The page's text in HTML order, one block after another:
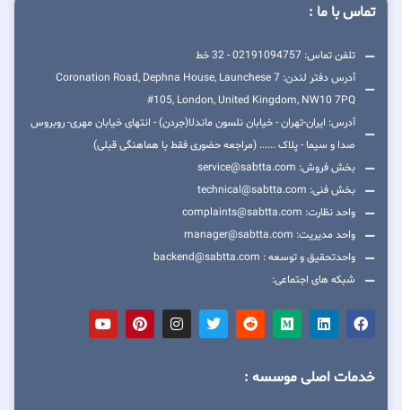
تماس با ما :
تلفن تماس: 02191094757 - 32 خط
آدرس دفتر لندن: 7 Coronation Road, Dephna House, Launchese
#105, London, United Kingdom, NW10 7PQ
آدرس: ایران-تهران - خیابان نلسون ماندلا(جردن) - انتهای خیابان مهری- روبروس
صدا و سیما - پلاک ...... (مراجعه حضوری فقط با هماهنگی قبلی)
بخش فروش: service@sabtta.com
بخش فنی: technical@sabtta.com
واحد نظارت: complaints@sabtta.com
واحد مدیریت: manager@sabtta.com
واحدتحقیق و توسعه : backend@sabtta.com
شبکه های اجتماعی:
خدمات اصلی موسسه :